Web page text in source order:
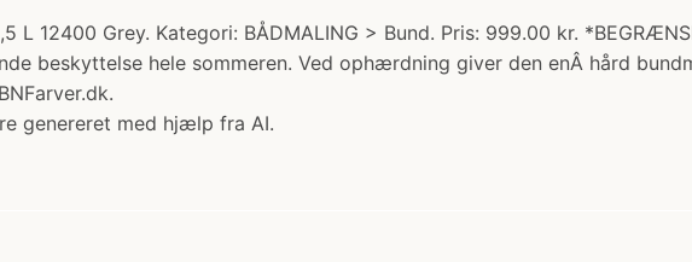
L 12400 Grey. Kategori: BÅDMALING > Bund. Pris: 999.00 kr.
beskyttelse hele sommeren. Ved ophærdning giver den enÂ hård
genereret med hjælp fra AI.